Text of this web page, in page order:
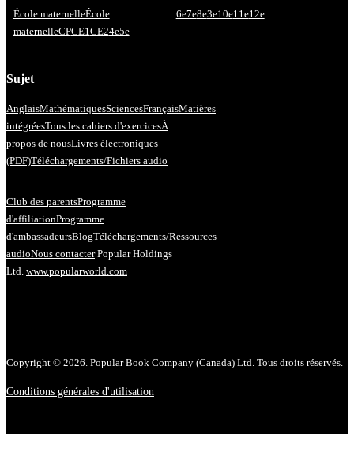
École maternelleÉcole
maternelleCPCE1 CE24e5e
6e7e8e3e10e11e12e
Sujet
AnglaisMathématiquesSciencesFrançaisMatières
intégréesTous les cahiers d'exercicesÀ
propos de nousLivres électroniques
(PDF)Téléchargements/Fichiers audio
Club des parentsProgramme
d'affiliationProgramme
d'ambassadeursBlogTéléchargements/Ressources
audioNous contacter Popular Holdings
Ltd. www.popularworld.com
Copyright © 2026. Popular Book Company (Canada) Ltd. Tous droits réservés.
Conditions générales d'utilisation